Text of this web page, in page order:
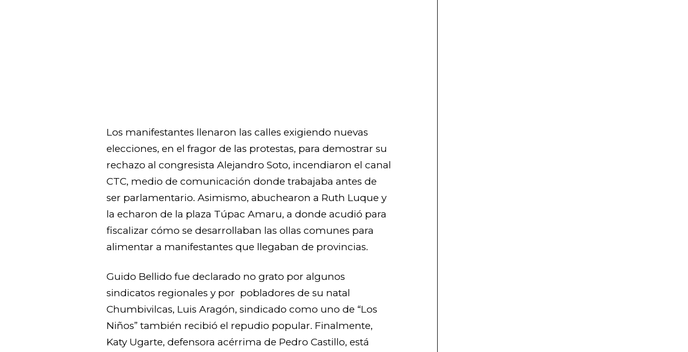
Los manifestantes llenaron las calles exigiendo nuevas
elecciones, en el fragor de las protestas, para demostrar su
rechazo al congresista Alejandro Soto, incendiaron el canal
CTC, medio de comunicación donde trabajaba antes de
ser parlamentario. Asimismo, abuchearon a Ruth Luque y
la echaron de la plaza Túpac Amaru, a donde acudió para
fiscalizar cómo se desarrollaban las ollas comunes para
alimentar a manifestantes que llegaban de provincias.
Guido Bellido fue declarado no grato por algunos
sindicatos regionales y por pobladores de su natal
Chumbivilcas, Luis Aragón, sindicado como uno de “Los
Niños” también recibió el repudio popular. Finalmente,
Katy Ugarte, defensora acérrima de Pedro Castillo, está